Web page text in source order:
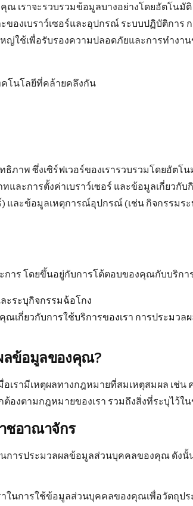
ณ เราจะรวบรวมข้อมูลบางอย่างโดยอัตโน
องเบราว์เซอร์และอุปกรณ์ ระบบปฏิบัติกา
ใช้เพื่อรับรองความปลอดภัยและการทำงา
คโนโลยีที่คล้ายคลึงกัน
ภาพ ซึ่งเซิร์ฟเวอร์ของเรารวบรวมโดยอัต
และการตั้งค่าเบราว์เซอร์ และข้อมูลเกี่ยว
และข้อมูลเหตุการณ์อุปกรณ์ (เช่น กิจกรรม
ร โดยขึ้นอยู่กับการโต้ตอบของคุณกับบริการ
ะระบุกิจกรรมฉ้อโกง
เกี่ยวกับการใช้บริการของเรา การประม
ลข้อมูลของคุณ?
เรามีเหตุผลทางกฎหมายที่สมเหตุสมผล
ตามกฎหมายของเรา รวมถึงสิ่งที่ระบุไว้ใ
ชอาณาจักร
ในการประมวลผลข้อมูลส่วนบุคคลของคุณ ดั
นการใช้ข้อมูลส่วนบุคคลของคุณเพื่อวัตถุป